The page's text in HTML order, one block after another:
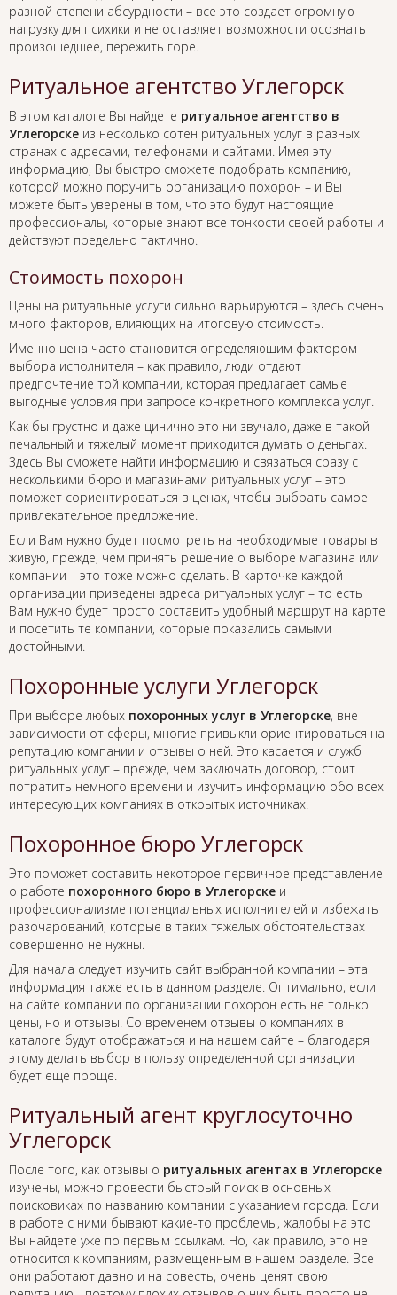
разной степени абсурдности – все это создает огромную
нагрузку для психики и не оставляет возможности осознать
произошедшее, пережить горе.
Ритуальное агентство Углегорск
В этом каталоге Вы найдете ритуальное агентство в
Углегорске из несколько сотен ритуальных услуг в разных
странах с адресами, телефонами и сайтами. Имея эту
информацию, Вы быстро сможете подобрать компанию,
которой можно поручить организацию похорон – и Вы
можете быть уверены в том, что это будут настоящие
профессионалы, которые знают все тонкости своей работы и
действуют предельно тактично.
Стоимость похорон
Цены на ритуальные услуги сильно варьируются – здесь очень
много факторов, влияющих на итоговую стоимость.
Именно цена часто становится определяющим фактором
выбора исполнителя – как правило, люди отдают
предпочтение той компании, которая предлагает самые
выгодные условия при запросе конкретного комплекса услуг.
Как бы грустно и даже цинично это ни звучало, даже в такой
печальный и тяжелый момент приходится думать о деньгах.
Здесь Вы сможете найти информацию и связаться сразу с
несколькими бюро и магазинами ритуальных услуг – это
поможет сориентироваться в ценах, чтобы выбрать самое
привлекательное предложение.
Если Вам нужно будет посмотреть на необходимые товары в
живую, прежде, чем принять решение о выборе магазина или
компании – это тоже можно сделать. В карточке каждой
организации приведены адреса ритуальных услуг – то есть
Вам нужно будет просто составить удобный маршрут на карте
и посетить те компании, которые показались самыми
достойными.
Похоронные услуги Углегорск
При выборе любых похоронных услуг в Углегорске, вне
зависимости от сферы, многие привыкли ориентироваться на
репутацию компании и отзывы о ней. Это касается и служб
ритуальных услуг – прежде, чем заключать договор, стоит
потратить немного времени и изучить информацию обо всех
интересующих компаниях в открытых источниках.
Похоронное бюро Углегорск
Это поможет составить некоторое первичное представление
о работе похоронного бюро в Углегорске и
профессионализме потенциальных исполнителей и избежать
разочарований, которые в таких тяжелых обстоятельствах
совершенно не нужны.
Для начала следует изучить сайт выбранной компании – эта
информация также есть в данном разделе. Оптимально, если
на сайте компании по организации похорон есть не только
цены, но и отзывы. Со временем отзывы о компаниях в
каталоге будут отображаться и на нашем сайте – благодаря
этому делать выбор в пользу определенной организации
будет еще проще.
Ритуальный агент круглосуточно
Углегорск
После того, как отзывы о ритуальных агентах в Углегорске
изучены, можно провести быстрый поиск в основных
поисковиках по названию компании с указанием города. Если
в работе с ними бывают какие-то проблемы, жалобы на это
Вы найдете уже по первым ссылкам. Но, как правило, это не
относится к компаниям, размещенным в нашем разделе. Все
они работают давно и на совесть, очень ценят свою